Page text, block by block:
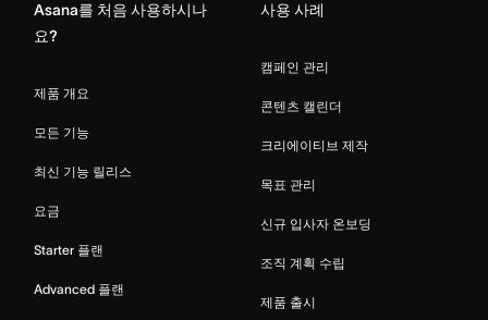
Asana를 처음 사용하시나
요?
제품 개요
모든 기능
최신 기능 릴리스
요금
Starter 플랜
Advanced 플랜
사용 사례
캠페인 관리
콘텐츠 캘린더
크리에이티브 제작
목표 관리
신규 입사자 온보딩
조직 계획 수립
제품 출시